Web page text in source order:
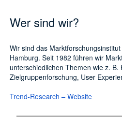
Wer sind wir?
Wir sind das
Hamburg. Seit 1982 führen wir
unterschiedlichen Themen wie z. B.
Zielgruppenforschung, User
Trend-Research – Website